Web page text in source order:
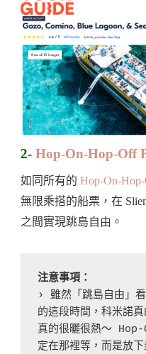
2- Hop-On-Hop-Off
如同所有的 Hop-On-
無限乘搭的船票，在
之間實現跳島自由。
注意事項：
› 雖然「跳島自由」
的這段時間，科米諾
真的很曬很熱～
定在那裡等，而是放